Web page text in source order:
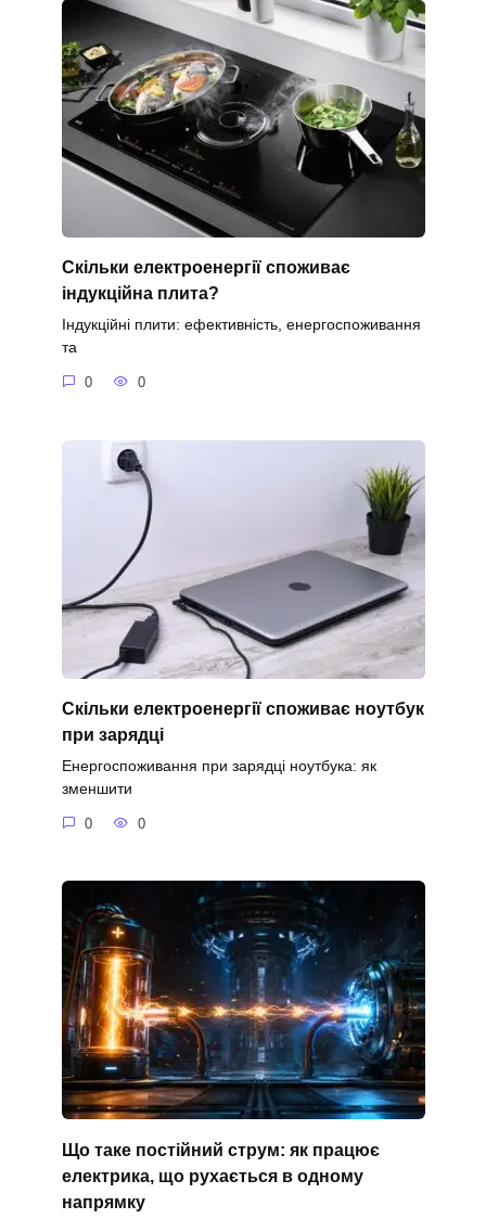
Скільки електроенергії споживає
індукційна плита?
Індукційні плити: ефективність, енергоспоживання
та
0 0
Скільки електроенергії споживає ноутбук
при зарядці
Енергоспоживання при зарядці ноутбука: як
зменшити
0 0
Що таке постійний струм: як працює
електрика, що рухається в одному
напрямку